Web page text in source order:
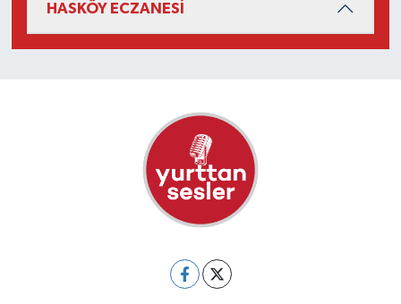
HASKÖY ECZANESİ